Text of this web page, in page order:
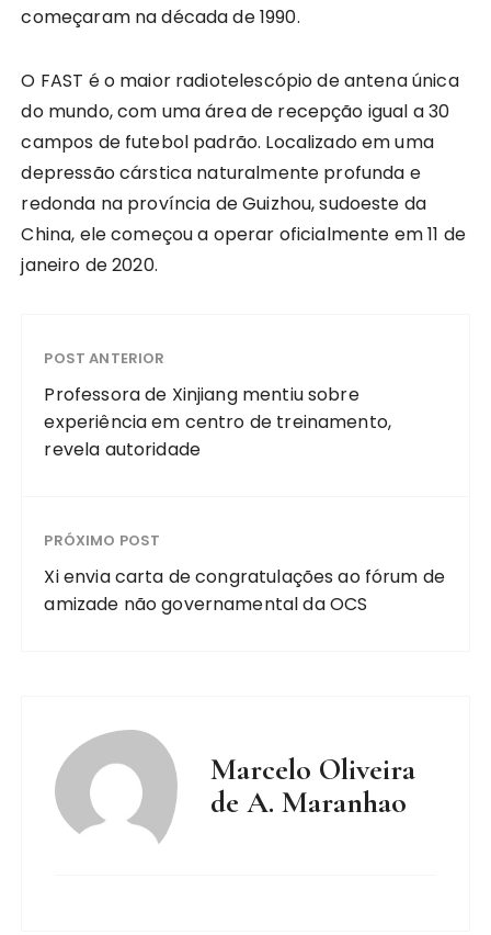
começaram na década de 1990.
O FAST é o maior radiotelescópio de antena única
do mundo, com uma área de recepção igual a 30
campos de futebol padrão. Localizado em uma
depressão cárstica naturalmente profunda e
redonda na província de Guizhou, sudoeste da
China, ele começou a operar oficialmente em 11 de
janeiro de 2020.
POST ANTERIOR
Professora de Xinjiang mentiu sobre
experiência em centro de treinamento,
revela autoridade
PRÓXIMO POST
Xi envia carta de congratulações ao fórum de
amizade não governamental da OCS
Marcelo Oliveira
de A. Maranhao